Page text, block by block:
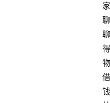
家
聊
聊
得
物
借
钱